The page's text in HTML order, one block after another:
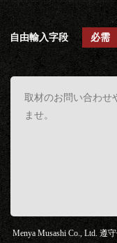
自由輸入字段 必需
Menya Musashi Co., Ltd. 遵